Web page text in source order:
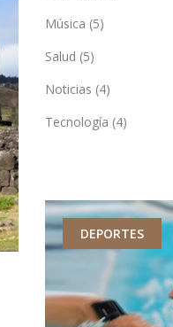
Música (5)
Salud (5)
Noticias (4)
Tecnología (4)
DEPORTES